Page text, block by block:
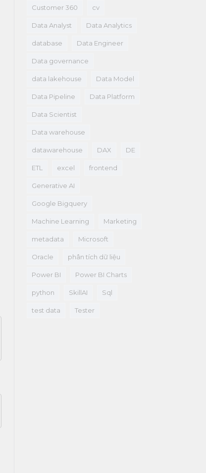
Customer 360 cv
Data Analyst Data Analytics
database Data Engineer
Data governance
data lakehouse Data Model
Data Pipeline Data Platform
Data Scientist
Data warehouse
datawarehouse DAX DE
ETL excel frontend
Generative AI
Google Bigquery
Machine Learning Marketing
metadata Microsoft
Oracle phân tích dữ liệu
Power BI Power BI Charts
python SkillAI Sql
test data Tester